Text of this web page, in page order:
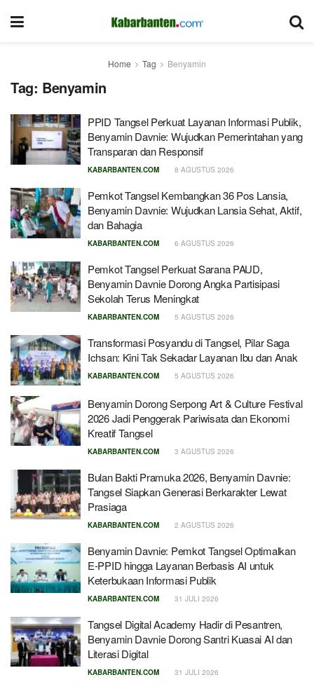
Home Tag Benyamin
Tag: Benyamin
PPID Tangsel Perkuat Layanan Informasi Publik,
Benyamin Davnie: Wujudkan Pemerintahan yang
Transparan dan Responsif
KABARBANTEN.COM 8 AGUSTUS 2026
Pemkot Tangsel Kembangkan 36 Pos Lansia,
Benyamin Davnie: Wujudkan Lansia Sehat, Aktif,
dan Bahagia
KABARBANTEN.COM 6 AGUSTUS 2026
Pemkot Tangsel Perkuat Sarana PAUD,
Benyamin Davnie Dorong Angka Partisipasi
Sekolah Terus Meningkat
KABARBANTEN.COM 5 AGUSTUS 2026
Transformasi Posyandu di Tangsel, Pilar Saga
Ichsan: Kini Tak Sekadar Layanan Ibu dan Anak
KABARBANTEN.COM 5 AGUSTUS 2026
Benyamin Dorong Serpong Art & Culture Festival
2026 Jadi Penggerak Pariwisata dan Ekonomi
Kreatif Tangsel
KABARBANTEN.COM 3 AGUSTUS 2026
Bulan Bakti Pramuka 2026, Benyamin Davnie:
Tangsel Siapkan Generasi Berkarakter Lewat
Prasiaga
KABARBANTEN.COM 2 AGUSTUS 2026
Benyamin Davnie: Pemkot Tangsel Optimalkan
E-PPID hingga Layanan Berbasis AI untuk
Keterbukaan Informasi Publik
KABARBANTEN.COM 31 JULI 2026
Tangsel Digital Academy Hadir di Pesantren,
Benyamin Davnie Dorong Santri Kuasai AI dan
Literasi Digital
KABARBANTEN.COM 31 JULI 2026